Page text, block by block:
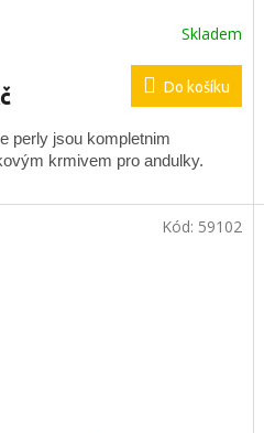
Skladem
Do košíku
perly jsou kompletnim
krmivem pro andulky.
Kód: 59102